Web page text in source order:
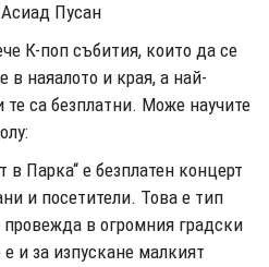
Пусан
К-поп събития, които да се
в наяалото и края, а най-
те са безплатни. Може научите
Парка“ е безплатен концерт
и посетители. Това е тип
в огромния градски
и за изпускане малкият